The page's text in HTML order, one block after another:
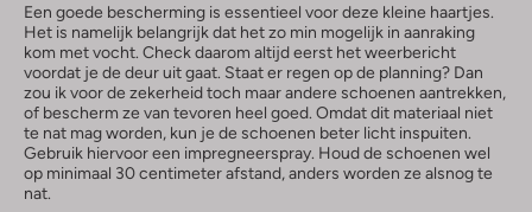
Een goede bescherming is essentieel voor deze kleine haartjes.
Het is namelijk belangrijk dat het zo min mogelijk in aanraking
kom met vocht. Check daarom altijd eerst het weerbericht
voordat je de deur uit gaat. Staat er regen op de planning? Dan
zou ik voor de zekerheid toch maar andere schoenen aantrekken,
of bescherm ze van tevoren heel goed. Omdat dit materiaal niet
te nat mag worden, kun je de schoenen beter licht inspuiten.
Gebruik hiervoor een impregneerspray. Houd de schoenen wel
op minimaal 30 centimeter afstand, anders worden ze alsnog te
nat.